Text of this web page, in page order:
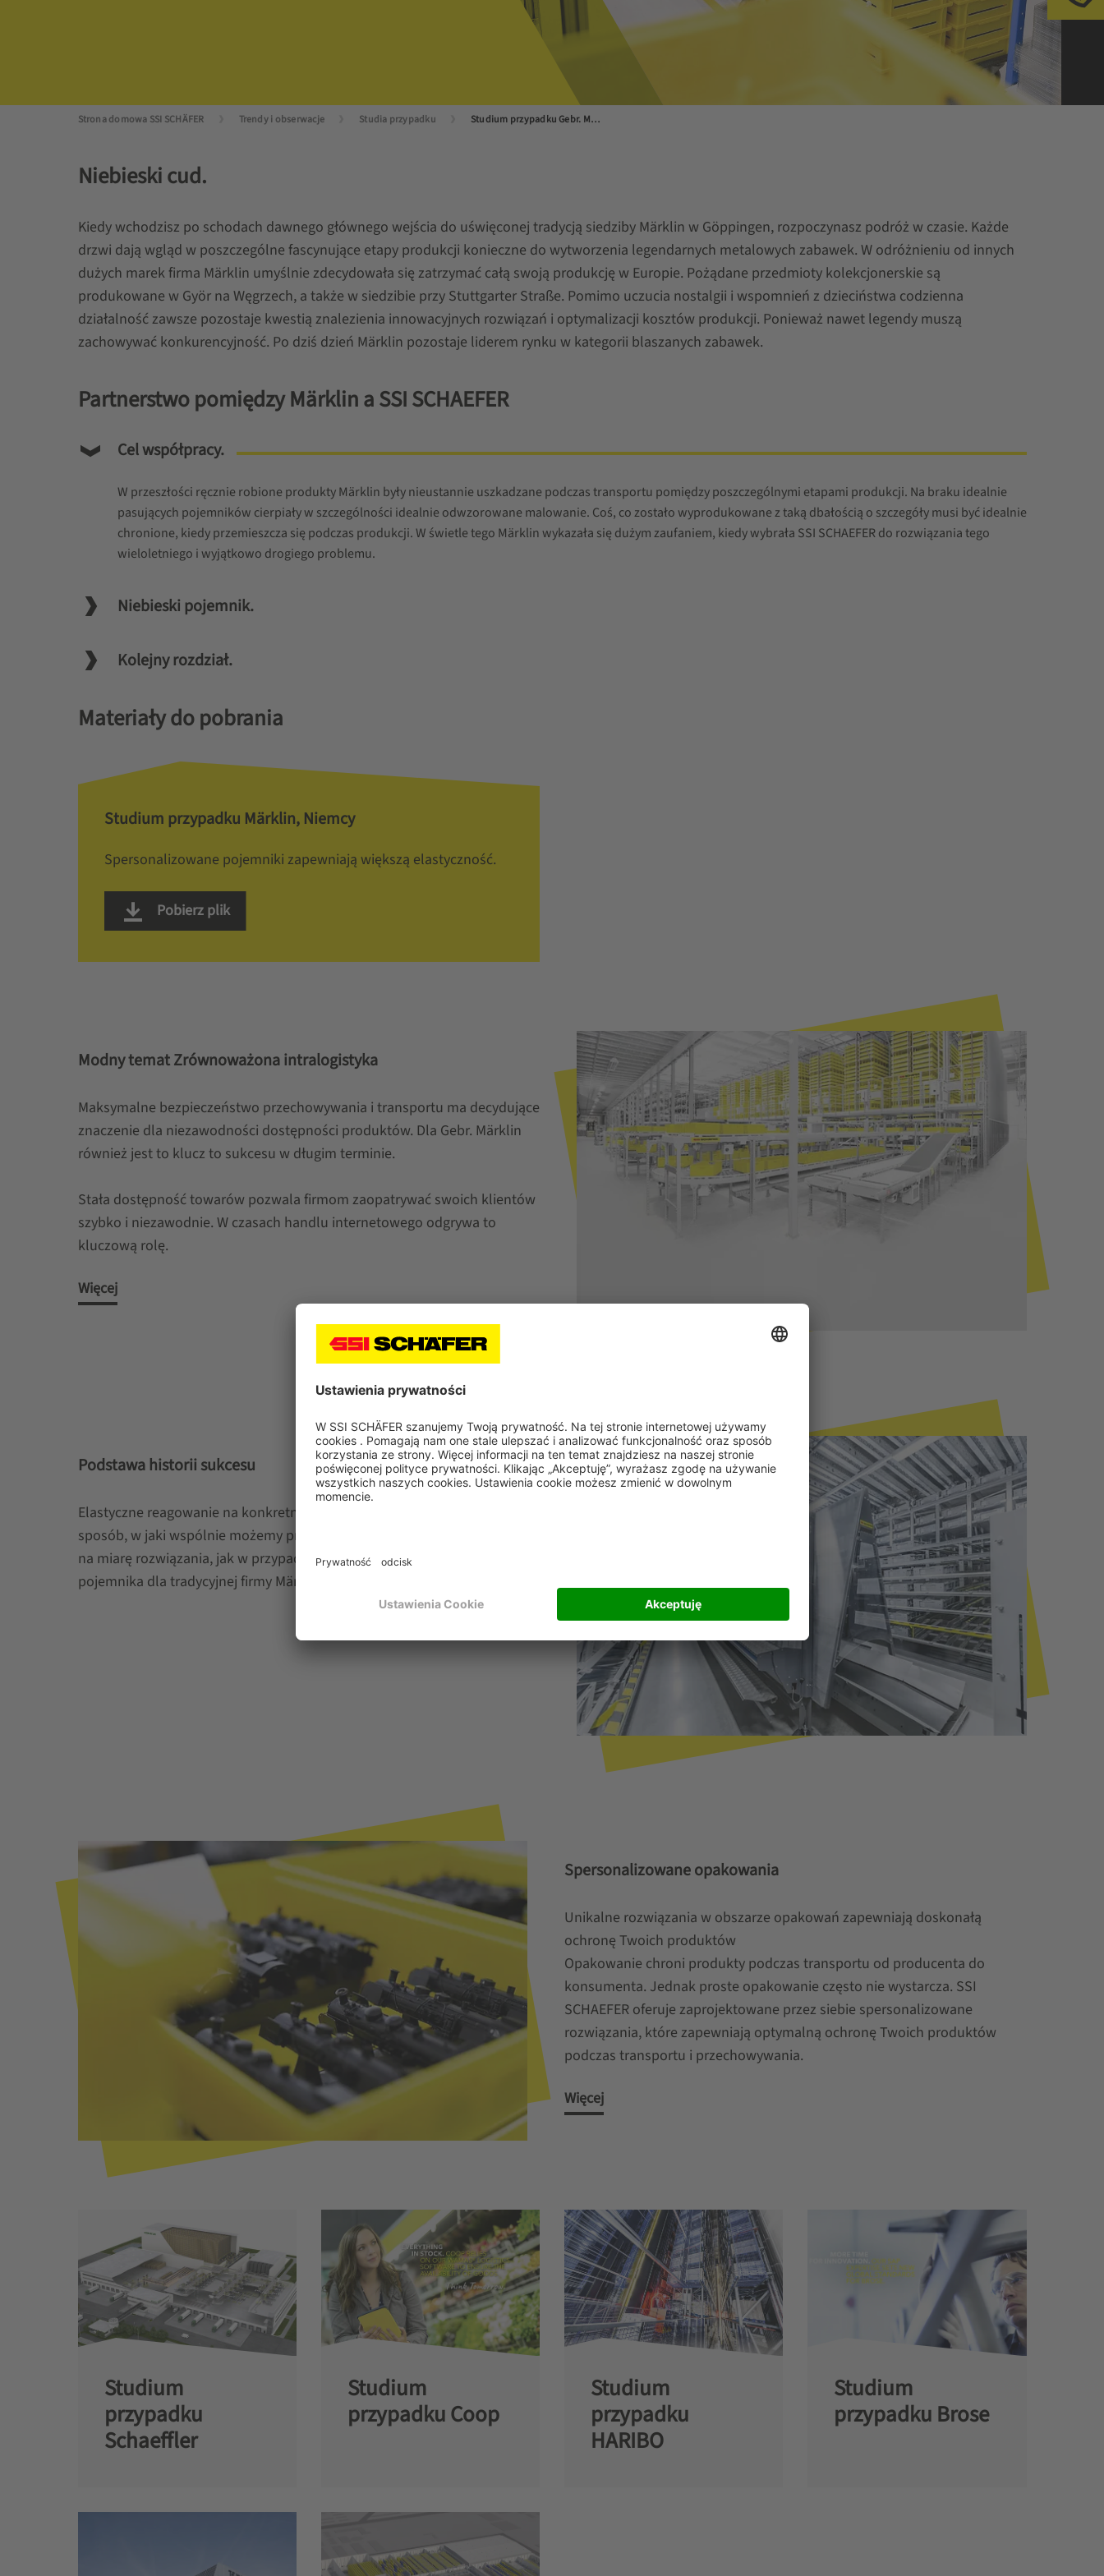
Strona domowa SSI SCHÄFER Trendy i obserwacje Studia przypadku Studium przypadku Gebr. Märklin
Niebieski cud.
Kiedy wchodzisz po schodach dawnego głównego wejścia do uświęconej tradycją siedziby Märklin w Göppingen, rozpoczynasz podróż w czasie. Każde
drzwi dają wgląd w poszczególne fascynujące etapy produkcji konieczne do wytworzenia legendarnych metalowych zabawek. W odróżnieniu od innych
dużych marek firma Märklin umyślnie zdecydowała się zatrzymać całą swoją produkcję w Europie. Pożądane przedmioty kolekcjonerskie są
produkowane w Györ na Węgrzech, a także w siedzibie przy Stuttgarter Straße. Pomimo uczucia nostalgii i wspomnień z dzieciństwa codzienna
działalność zawsze pozostaje kwestią znalezienia innowacyjnych rozwiązań i optymalizacji kosztów produkcji. Ponieważ nawet legendy muszą
zachowywać konkurencyjność. Po dziś dzień Märklin pozostaje liderem rynku w kategorii blaszanych zabawek.
Partnerstwo pomiędzy Märklin a SSI SCHAEFER
Cel współpracy.
W przeszłości ręcznie robione produkty Märklin były nieustannie uszkadzane podczas transportu pomiędzy poszczególnymi etapami produkcji. Na braku idealnie
pasujących pojemników cierpiały w szczególności idealnie odwzorowane malowanie. Coś, co zostało wyprodukowane z taką dbałością o szczegóły musi być idealnie
chronione, kiedy przemieszcza się podczas produkcji. W świetle tego Märklin wykazała się dużym zaufaniem, kiedy wybrała SSI SCHAEFER do rozwiązania tego
wieloletniego i wyjątkowo drogiego problemu.
Niebieski pojemnik.
Kolejny rozdział.
Materiały do pobrania
Studium przypadku Märklin, Niemcy
Spersonalizowane pojemniki zapewniają większą elastyczność.
Pobierz plik
Modny temat Zrównoważona intralogistyka
Maksymalne bezpieczeństwo przechowywania i transportu ma decydujące
znaczenie dla niezawodności dostępności produktów. Dla Gebr. Märklin
również jest to klucz to sukcesu w długim terminie.
Stała dostępność towarów pozwala firmom zaopatrywać swoich klientów
szybko i niezawodnie. W czasach handlu internetowego odgrywa to
kluczową rolę.
Więcej
Podstawa historii sukcesu
Elastyczne reagowanie na konkretne potrzeby każdego klienta. To jedyny
sposób, w jaki wspólnie możemy przełożyć pojedyncze wyzwania na szyte
na miarę rozwiązania, jak w przypadku spersonalizowanego niebieskiego
pojemnika dla tradycyjnej firmy Märklin.
Spersonalizowane opakowania
Unikalne rozwiązania w obszarze opakowań zapewniają doskonałą
ochronę Twoich produktów
Opakowanie chroni produkty podczas transportu od producenta do
konsumenta. Jednak proste opakowanie często nie wystarcza. SSI
SCHAEFER oferuje zaprojektowane przez siebie spersonalizowane
rozwiązania, które zapewniają optymalną ochronę Twoich produktów
podczas transportu i przechowywania.
Więcej
Studium
przypadku
Schaeffler
Studium
przypadku Coop
Studium
przypadku
HARIBO
Studium
przypadku Brose